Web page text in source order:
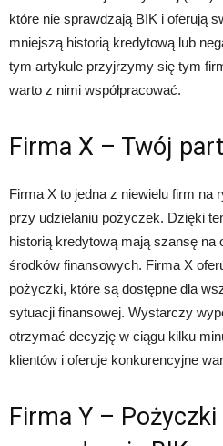
które nie sprawdzają BIK i oferują
mniejszą historią kredytową lub
tym artykule przyjrzymy się tym
warto z nimi współpracować.
Firma X – Twój
Firma X to jedna z niewielu firm na
przy udzielaniu pożyczek. Dzięki
historią kredytową mają szansę na
środków finansowych. Firma X
pożyczki, które są dostępne dla
sytuacji finansowej. Wystarczy
otrzymać decyzję w ciągu kilku
klientów i oferuje konkurencyjne
Firma Y – Pożyczki